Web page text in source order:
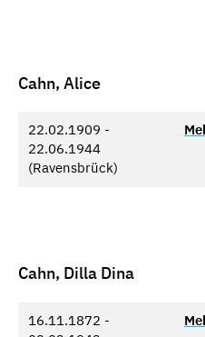
Cahn, Alice
22.02.1909 -
22.06.1944
(Ravensbrück)
Cahn, Dilla Dina
16.11.1872 -